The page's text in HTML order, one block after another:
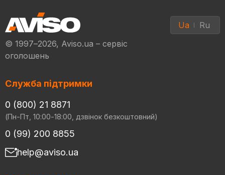
© 1997–2026, Aviso.ua – сервіс
оголошень
Ua Ru
Служба підтримки
0 (800) 21 8871
(Пн-Пт, 10:00-18:00, дзвінок безкоштовний)
0 (99) 200 8855
help@aviso.ua